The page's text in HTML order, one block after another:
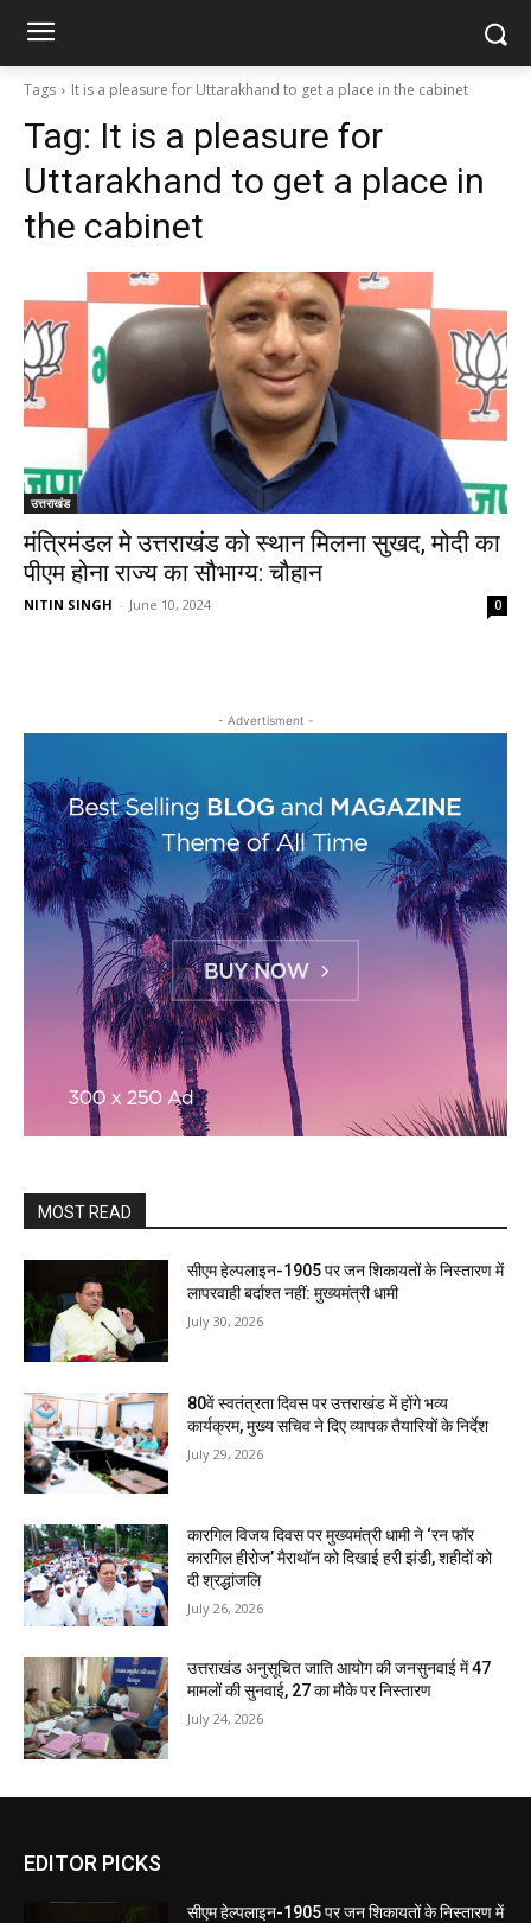
Tags It is a pleasure for Uttarakhand to get a place in the cabinet
Tag: It is a pleasure for
Uttarakhand to get a place in
the cabinet
उत्तराखंड
मंत्रिमंडल मे उत्तराखंड को स्थान मिलना सुखद, मोदी का
पीएम होना राज्य का सौभाग्य: चौहान
NITIN SINGH - June 10, 2024 0
- Advertisment -
MOST READ
सीएम हेल्पलाइन-1905 पर जन शिकायतों के निस्तारण में
लापरवाही बर्दाश्त नहीं: मुख्यमंत्री धामी
July 30, 2026
80वें स्वतंत्रता दिवस पर उत्तराखंड में होंगे भव्य
कार्यक्रम, मुख्य सचिव ने दिए व्यापक तैयारियों के निर्देश
July 29, 2026
कारगिल विजय दिवस पर मुख्यमंत्री धामी ने ‘रन फॉर
कारगिल हीरोज’ मैराथॉन को दिखाई हरी झंडी, शहीदों को
दी श्रद्धांजलि
July 26, 2026
उत्तराखंड अनुसूचित जाति आयोग की जनसुनवाई में 47
मामलों की सुनवाई, 27 का मौके पर निस्तारण
July 24, 2026
EDITOR PICKS
सीएम हेल्पलाइन-1905 पर जन शिकायतों के निस्तारण में